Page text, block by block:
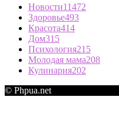
Новости11472
Здоровье493
Красота414
Дом315
Психология215
Молодая мама208
Кулинария202
© Phpua.net